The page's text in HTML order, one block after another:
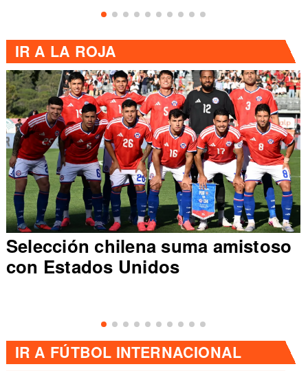
IR A LA ROJA
Selección chilena suma amistoso
con Estados Unidos
IR A FÚTBOL INTERNACIONAL